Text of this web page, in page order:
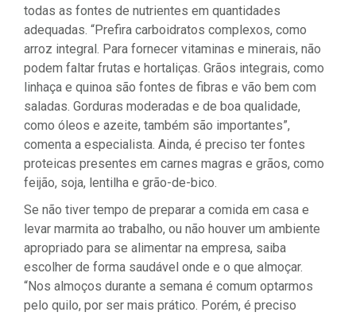
todas as fontes de nutrientes em quantidades
adequadas. “Prefira carboidratos complexos, como
arroz integral. Para fornecer vitaminas e minerais, não
podem faltar frutas e hortaliças. Grãos integrais, como
linhaça e quinoa são fontes de fibras e vão bem com
saladas. Gorduras moderadas e de boa qualidade,
como óleos e azeite, também são importantes”,
comenta a especialista. Ainda, é preciso ter fontes
proteicas presentes em carnes magras e grãos, como
feijão, soja, lentilha e grão-de-bico.
Se não tiver tempo de preparar a comida em casa e
levar marmita ao trabalho, ou não houver um ambiente
apropriado para se alimentar na empresa, saiba
escolher de forma saudável onde e o que almoçar.
“Nos almoços durante a semana é comum optarmos
pelo quilo, por ser mais prático. Porém, é preciso